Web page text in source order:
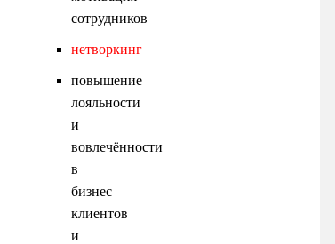
сотрудников
нетворкинг
повышение
лояльности
и
вовлечённости
в
бизнес
клиентов
и